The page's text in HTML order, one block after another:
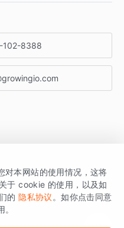
102-8388
的品牌，核心平台为 GrowingIO
本网站的使用情况，这将
于 cookie 的使用，以及如
的 隐私协议 。如你点击同意